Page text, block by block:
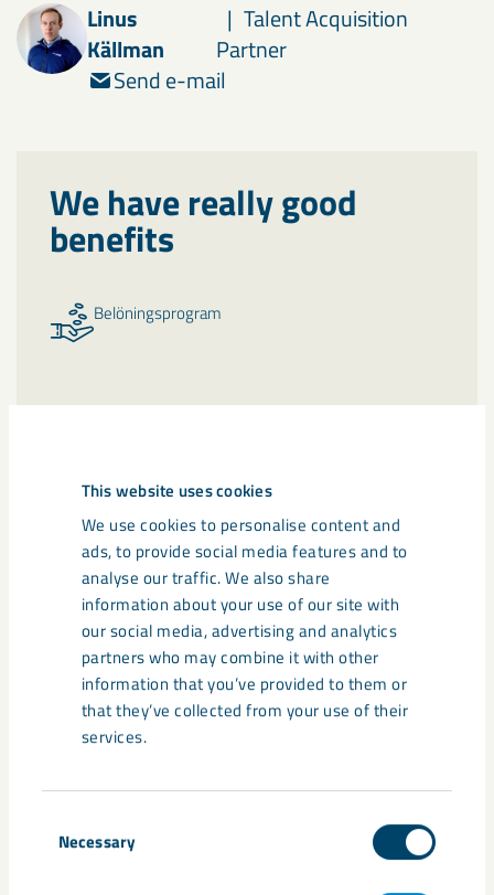
This website uses cookies
We use cookies to personalise content and
ads, to provide social media features and to
analyse our traffic. We also share
information about your use of our site with
our social media, advertising and analytics
partners who may combine it with other
information that you’ve provided to them or
that they’ve collected from your use of their
services.
Selection
Necessary
Linus
Källman
Talent Acquisition
Partner
Send e-mail
We have really good
benefits
Belöningsprogram
Möjlighet att ansöka om stipendier vid studier både
för dig och dina barn
Möjlighet att ansluta sig till vårt pensions- och
försäkringsprogram med förmånliga priser
Hjälp och stöd vid sjukdom eller i frågor om
Förstärkt föräldrapenning med upp till 90 procent